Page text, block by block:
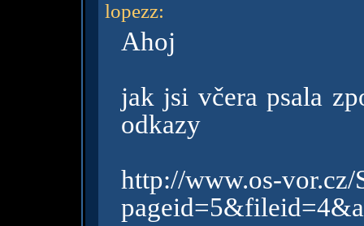
lopezz:
Ahoj
jak jsi včera psala
odkazy
http://www.os-